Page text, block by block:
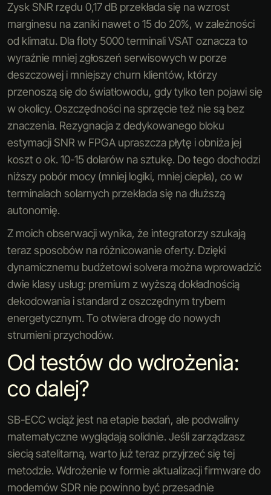
Zysk SNR rzędu 0,17 dB przekłada się na wzrost
marginesu na zaniki nawet o 15 do 20%, w zależności
od klimatu. Dla floty 5000 terminali VSAT oznacza to
wyraźnie mniej zgłoszeń serwisowych w porze
deszczowej i mniejszy churn klientów, którzy
przenoszą się do światłowodu, gdy tylko ten pojawi się
w okolicy. Oszczędności na sprzęcie też nie są bez
znaczenia. Rezygnacja z dedykowanego bloku
estymacji SNR w FPGA upraszcza płytę i obniża jej
koszt o ok. 10-15 dolarów na sztukę. Do tego dochodzi
niższy pobór mocy (mniej logiki, mniej ciepła), co w
terminalach solarnych przekłada się na dłuższą
autonomię.
Z moich obserwacji wynika, że integratorzy szukają
teraz sposobów na różnicowanie oferty. Dzięki
dynamicznemu budżetowi solvera można wprowadzić
dwie klasy usług: premium z wyższą dokładnością
dekodowania i standard z oszczędnym trybem
energetycznym. To otwiera drogę do nowych
strumieni przychodów.
Od testów do wdrożenia:
co dalej?
SB-ECC wciąż jest na etapie badań, ale podwaliny
matematyczne wyglądają solidnie. Jeśli zarządzasz
siecią satelitarną, warto już teraz przyjrzeć się tej
metodzie. Wdrożenie w formie aktualizacji firmware do
modemów SDR nie powinno być przesadnie